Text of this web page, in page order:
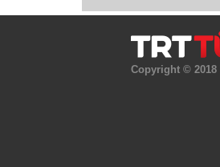
Copyright © 2018